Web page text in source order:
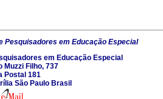
Pesquisadores em Educação Especial
em Educação Especial
Muzzi Filho, 737
Postal 181
São Paulo Brasil